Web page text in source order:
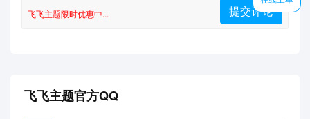
飞飞主题限时优惠中...
飞飞主题官方QQ